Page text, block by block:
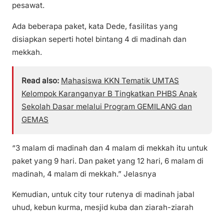
pesawat.
Ada beberapa paket, kata Dede, fasilitas yang
disiapkan seperti hotel bintang 4 di madinah dan
mekkah.
Read also: Mahasiswa KKN Tematik UMTAS
Kelompok Karanganyar B Tingkatkan PHBS Anak
Sekolah Dasar melalui Program GEMILANG dan
GEMAS
“3 malam di madinah dan 4 malam di mekkah itu untuk
paket yang 9 hari. Dan paket yang 12 hari, 6 malam di
madinah, 4 malam di mekkah.” Jelasnya
Kemudian, untuk city tour rutenya di madinah jabal
uhud, kebun kurma, mesjid kuba dan ziarah-ziarah